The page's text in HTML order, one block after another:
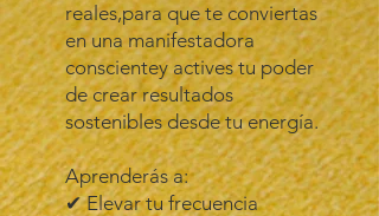
reales,para que te conviertas
en una manifestadora
conscientey actives tu poder
de crear resultados
sostenibles desde tu energía.
Aprenderás a:
✔ Elevar tu frecuencia